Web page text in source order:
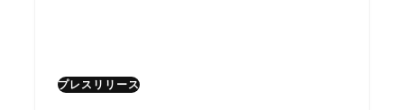
プレスリリース